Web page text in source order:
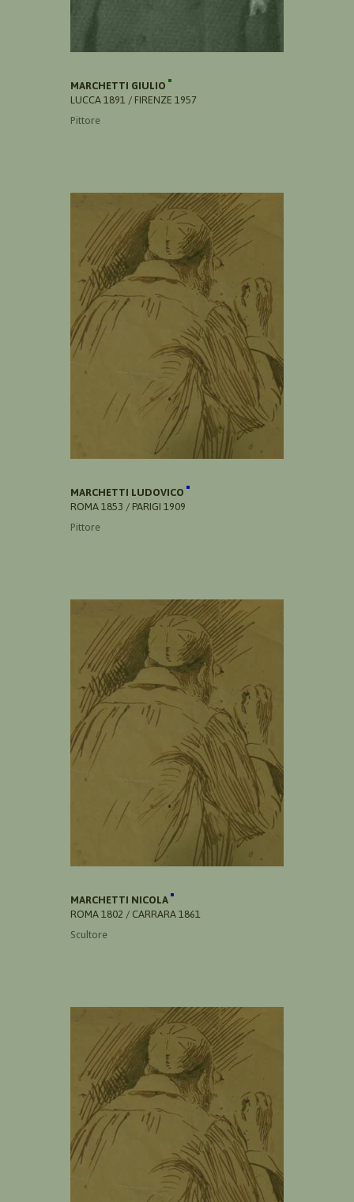
MARCHETTI GIULIO
LUCCA 1891 / FIRENZE 1957
Pittore
MARCHETTI LUDOVICO
ROMA 1853 / PARIGI 1909
Pittore
MARCHETTI NICOLA
ROMA 1802 / CARRARA 1861
Scultore